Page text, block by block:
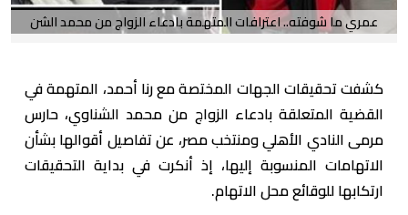
عمري ما شوفته.. اعترافات المتهمة بادعاء الزواج من محمد الشن
كشفت تحقيقات الجهات المختصة مع رنا أحمد، المتهمة في
القضية المتعلقة بادعاء الزواج من محمد الشناوي، حارس
مرمى النادي الأهلي ومنتخب مصر، عن تفاصيل أقوالها بشأن
الاتهامات المنسوبة إليها، إذ أنكرت في بداية التحقيقات
ارتكابها للوقائع محل الاتهام.